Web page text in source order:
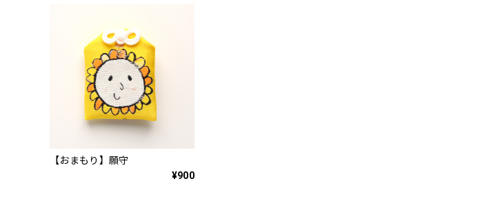
【おまもり】願守
¥900